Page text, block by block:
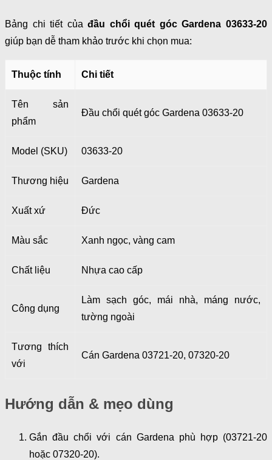
Bảng chi tiết củađầu chổi quét góc Gardena 03633-20
giúp bạn dễ tham khảo trước khi chọn mua:
Thuộc tính Chi tiết
Tên sản
phẩm
Đầu chổi quét góc Gardena 03633-20
Model (SKU) 03633-20
Thương hiệu Gardena
Xuất xứ Đức
Màu sắc Xanh ngọc, vàng cam
Chất liệu Nhựa cao cấp
Công dụng
Làm sạch góc, mái nhà, máng nước,
tường ngoài
Tương thích
với
Cán Gardena 03721-20, 07320-20
Hướng dẫn & mẹo dùng
Gắn đầu chổi với cán Gardena phù hợp (03721-20
hoặc 07320-20).